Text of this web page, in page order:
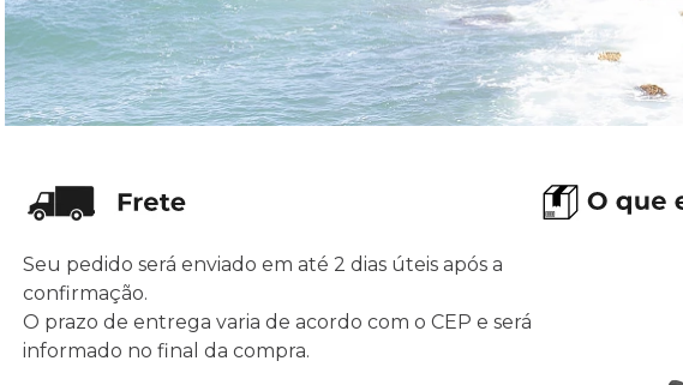
Seu pedido será enviado em até 2 dias úteis após a
confirmação.
O prazo de entrega varia de acordo com o CEP e será
informado no final da compra.